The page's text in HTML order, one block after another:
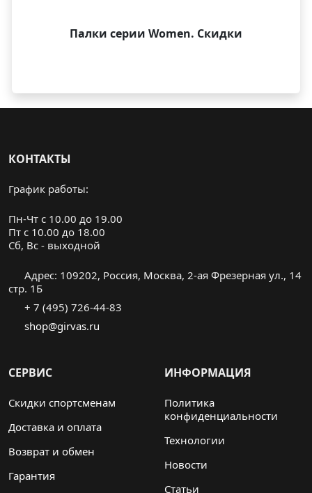
Палки серии Women. Скидки
КОНТАКТЫ
График работы:
Пн-Чт с 10.00 до 19.00
Пт с 10.00 до 18.00
Cб, Вс - выходной
Адрес: 109202, Россия, Москва, 2-ая Фрезерная ул., 14
стр. 1Б
+ 7 (495) 726-44-83
shop@girvas.ru
СЕРВИС
Скидки спортсменам
Доставка и оплата
Возврат и обмен
Гарантия
ИНФОРМАЦИЯ
Политика
конфиденциальности
Технологии
Новости
Статьи